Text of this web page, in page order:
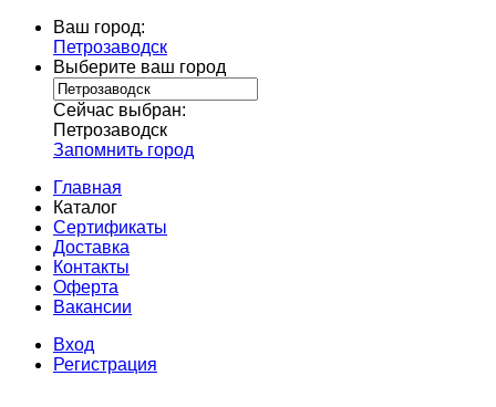
Ваш город:
Петрозаводск
Выберите ваш город
Сейчас выбран:
Петрозаводск
Запомнить город
Главная
Каталог
Сертификаты
Доставка
Контакты
Оферта
Вакансии
Вход
Регистрация